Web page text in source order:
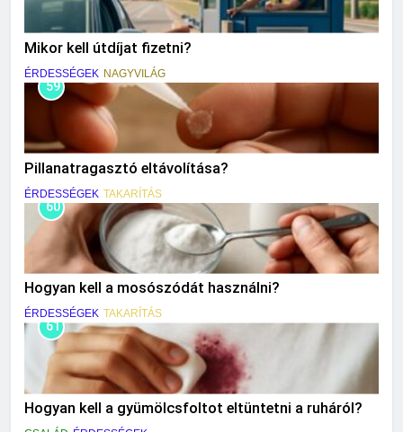
Mikor kell útdíjat fizetni?
ÉRDESSÉGEK NAGYVILÁG
59
Pillanatragasztó eltávolítása?
ÉRDESSÉGEK TAKARÍTÁS
60
Hogyan kell a mosószódát használni?
ÉRDESSÉGEK TAKARÍTÁS
61
Hogyan kell a gyümölcsfoltot eltüntetni a ruháról?